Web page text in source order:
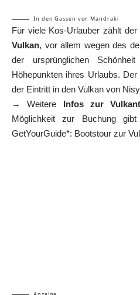
In den Gassen von Mandraki
Für viele Kos-Urlauber zählt der
Vulkan, vor allem wegen des
der ursprünglichen
Höhepunkten ihres Urlaubs.
der Eintritt in den Vulkan von
→ Weitere
Infos zur
Möglichkeit zur Buchung
GetYourGuide*: Bootstour zur